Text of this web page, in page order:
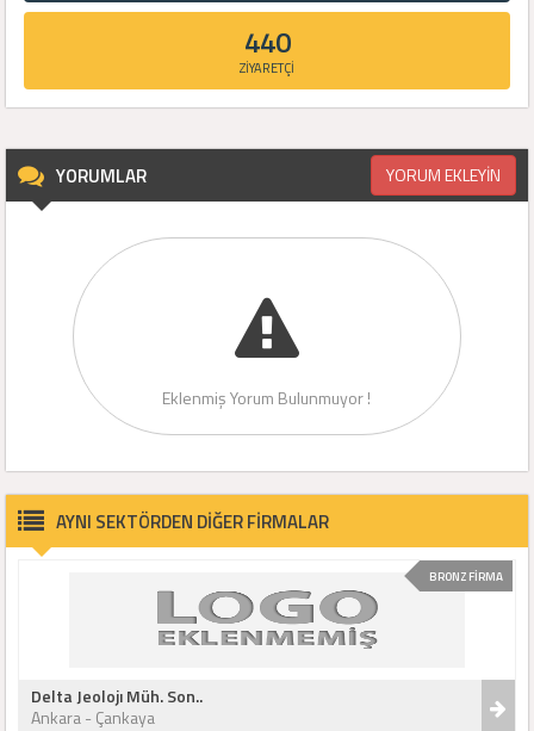
440
ZİYARETÇİ
YORUMLAR YORUM EKLEYİN
Eklenmiş Yorum Bulunmuyor !
AYNI SEKTÖRDEN DİĞER FİRMALAR
BRONZ FİRMA
Delta Jeolojı Müh. Son..
Ankara - Çankaya